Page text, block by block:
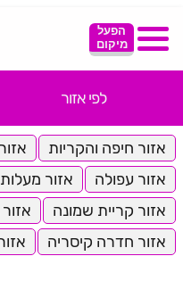
הפעל
מיקום
לפי אזור
אזור חיפה והקריות
אזור עפולה
אזור מעלות
אזור קריית שמונה
אזור חדרה קיסריה